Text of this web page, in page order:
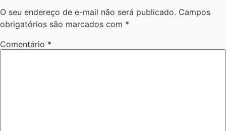
O seu endereço de e-mail não será publicado. Campos
obrigatórios são marcados com *
Comentário *